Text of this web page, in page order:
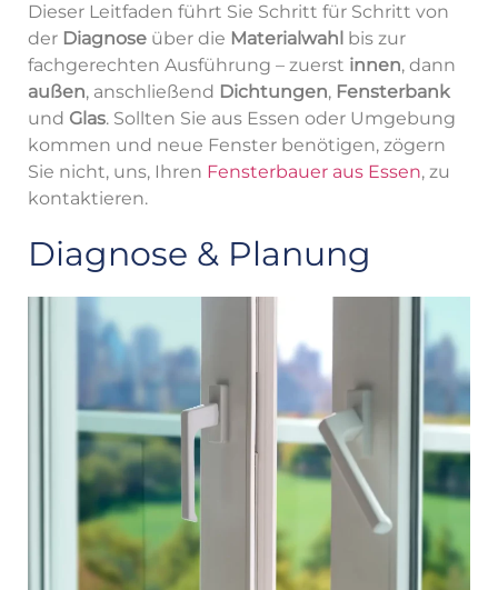
Dieser Leitfaden führt Sie Schritt für Schritt von
der Diagnose über die Materialwahl bis zur
fachgerechten Ausführung – zuerst innen, dann
außen, anschließend Dichtungen, Fensterbank
und Glas. Sollten Sie aus Essen oder Umgebung
kommen und neue Fenster benötigen, zögern
Sie nicht, uns, Ihren Fensterbauer aus Essen, zu
kontaktieren.
Diagnose & Planung